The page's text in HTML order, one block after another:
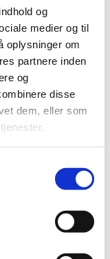
og
medier og til
oplysninger om
partnere inden
og
disse
dem, eller som
lide...